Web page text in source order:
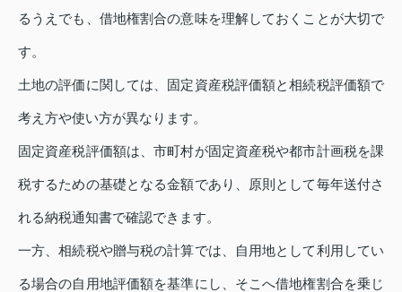
るうえでも、借地権割合の意味を理解しておくことが大切で
す。
土地の評価に関しては、固定資産税評価額と相続税評価額で
考え方や使い方が異なります。
固定資産税評価額は、市町村が固定資産税や都市計画税を課
税するための基礎となる金額であり、原則として毎年送付さ
れる納税通知書で確認できます。
一方、相続税や贈与税の計算では、自用地として利用してい
る場合の自用地評価額を基準にし、そこへ借地権割合を乗じ